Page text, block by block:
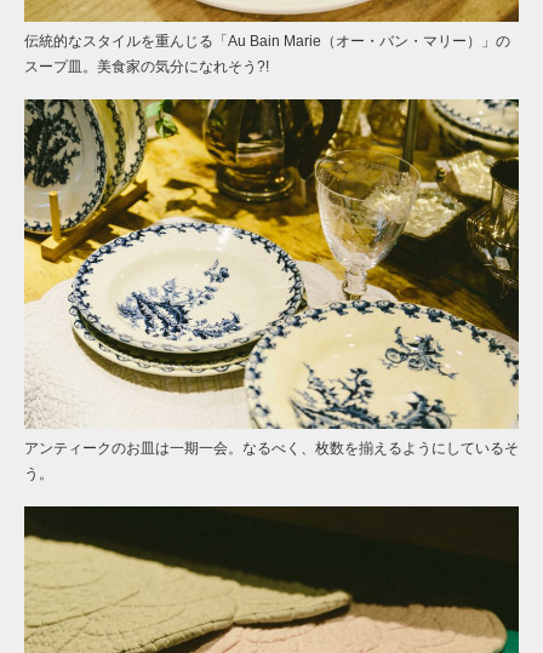
伝統的なスタイルを重んじる「Au Bain Marie（オー・バン・マリー）」の
スープ皿。美食家の気分になれそう?!
アンティークのお皿は一期一会。なるべく、枚数を揃えるようにしているそ
う。